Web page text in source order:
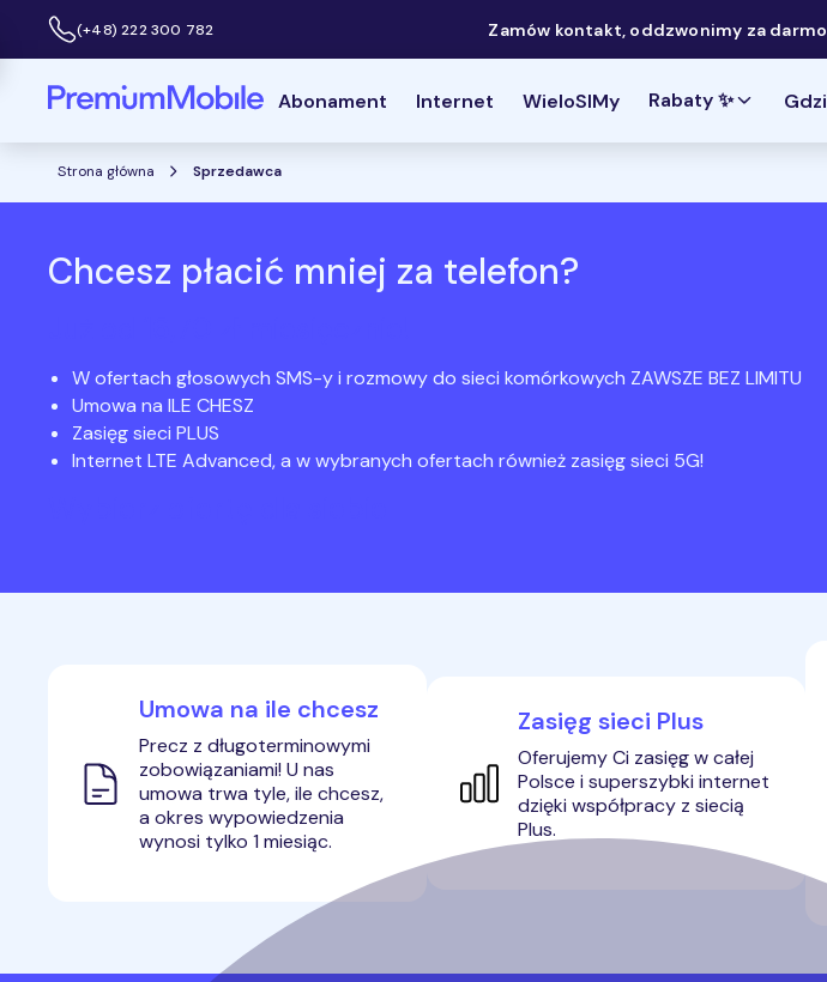
Infolinia:
(+48) 222 300 782 Zamów kontakt, oddzwonimy za
Powróć do strony głównej Abonament Internet WieloSIMy Rabaty ✨
Strona główna Sprzedawca
Chcesz płacić mniej za telefon?
W ofertach głosowych SMS-y i rozmowy do sieci komórkowych ZAWSZE BEZ LIMITU
Umowa na ILE CHESZ
Zasięg sieci PLUS
Internet LTE Advanced, a w wybranych ofertach również zasięg sieci 5G!
Umowa na ile chcesz
Precz z długoterminowymi
zobowiązaniami! U nas
umowa trwa tyle, ile chcesz,
a okres wypowiedzenia
wynosi tylko 1 miesiąc.
Zasięg sieci Plus
Oferujemy Ci zasięg w całej
Polsce i superszybki internet
dzięki współpracy z siecią
Plus.